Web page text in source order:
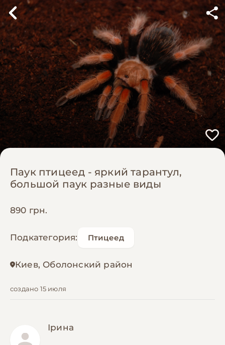
Паук птицеед - яркий тарантул,
большой паук разные виды
890 грн.
Подкатегория: Птицеед
Киев, Оболонский район
создано 15 июля
Ірина